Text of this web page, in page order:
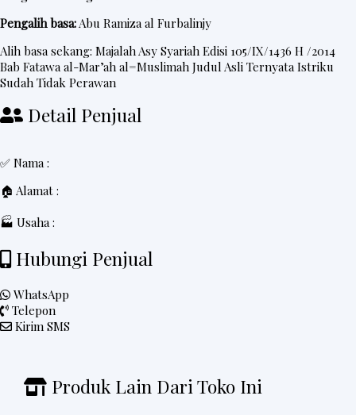
Pengalih basa:Abu Ramiza al Furbalinjy
Alih basa sekang: Majalah Asy Syariah Edisi 105/IX/1436 H /2014
Bab Fatawa al-Mar’ah al=Muslimah Judul Asli Ternyata Istriku
Sudah Tidak Perawan
Detail Penjual
✅ Nama :
🏠 Alamat :
🏭 Usaha :
Hubungi Penjual
WhatsApp
Telepon
Kirim SMS
Produk Lain Dari Toko Ini